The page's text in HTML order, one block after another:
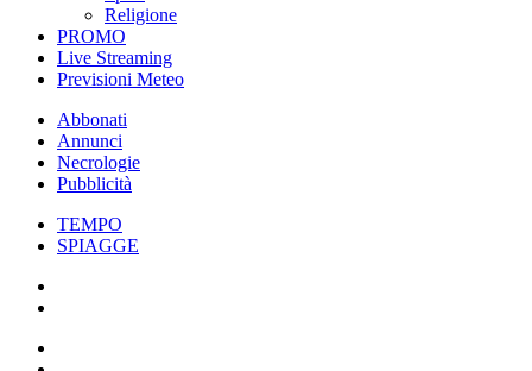
Religione
PROMO
Live Streaming
Previsioni Meteo
Abbonati
Annunci
Necrologie
Pubblicità
TEMPO
SPIAGGE